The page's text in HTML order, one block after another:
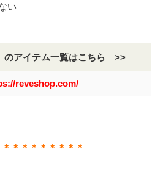
い
のアイテム一覧はこちら >>
reveshop.com/
＊＊＊＊＊＊＊＊